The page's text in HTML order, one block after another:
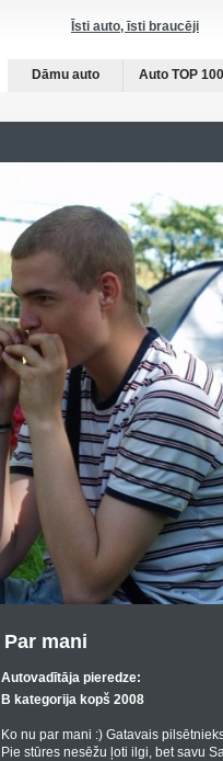
Īsti auto, īsti braucēji
Dāmu auto Auto TOP 100
Par mani
Autovadītāja pieredze:
B kategorija kopš 2008
Ko nu par mani :) Gatavais
Pie stūres nesēžu ļoti ilgi, bet savu